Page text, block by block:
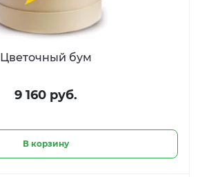
Цветочный бум
9 160 руб.
В корзину